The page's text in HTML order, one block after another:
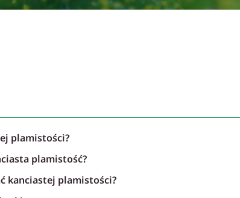
plamistości?
plamistość?
kanciastej plamistości?